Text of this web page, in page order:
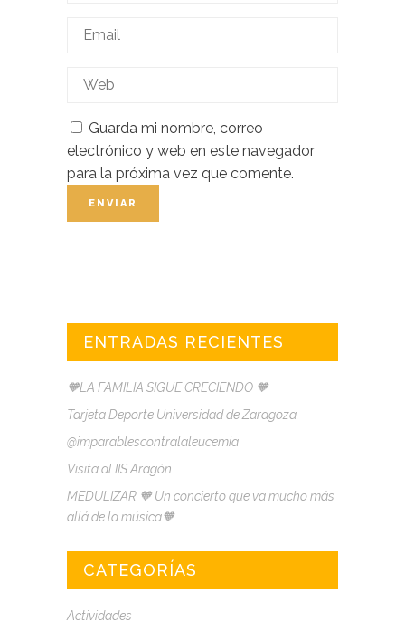
Guarda mi nombre, correo
electrónico y web en este navegador
para la próxima vez que comente.
ENTRADAS RECIENTES
🧡LA FAMILIA SIGUE CRECIENDO 🧡
Tarjeta Deporte Universidad de Zaragoza.
@imparablescontralaleucemia
Visita al IIS Aragón
MEDULIZAR 🧡 Un concierto que va mucho más
allá de la música🧡
CATEGORÍAS
Actividades